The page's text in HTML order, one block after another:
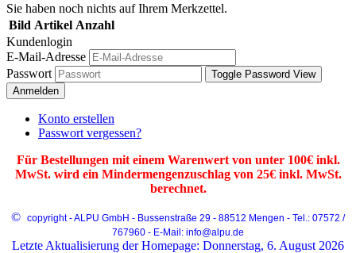
Sie haben noch nichts auf Ihrem Merkzettel.
Bild Artikel Anzahl
Kundenlogin
E-Mail-Adresse
Passwort
Toggle Password View
Anmelden
Konto erstellen
Passwort vergessen?
Für Bestellungen mit einem Warenwert von unter 100€ inkl.
MwSt. wird ein Mindermengenzuschlag von 25€ inkl. MwSt.
berechnet.
© copyright - ALPU GmbH - Bussenstraße 29 - 88512 Mengen - Tel.: 07572 /
767960 - E-Mail: info@alpu.de
Letzte Aktualisierung der Homepage: Donnerstag, 6. August 2026